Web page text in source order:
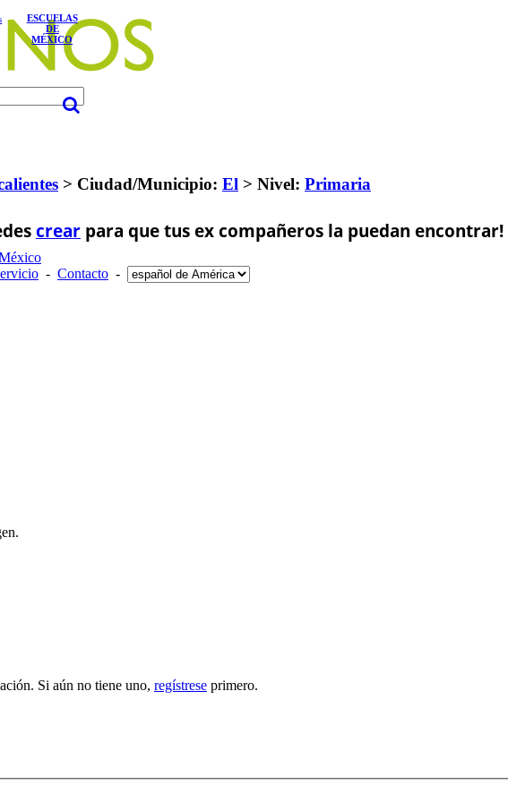
ESCUELAS
DE
MÉXICO
> Ciudad/Municipio: El > Nivel: Primaria
crear para que tus ex compañeros la puedan encontrar!
- Contacto -
Si aún no tiene uno, regístrese primero.